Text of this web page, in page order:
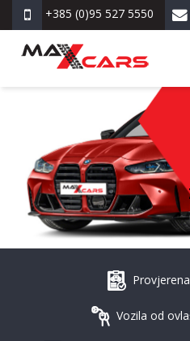
+385 (0)95 527 5550
Vozila od